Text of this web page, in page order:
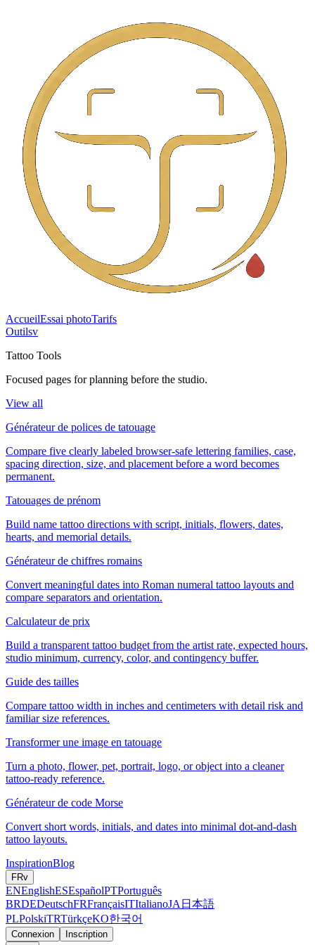
AccueilEssai photoTarifs
Outilsv
Tattoo Tools
Focused pages for planning before the studio.
View all
Générateur de polices de tatouage
Compare five clearly labeled browser-safe lettering families, case,
spacing direction, size, and placement before a word becomes
permanent.
Tatouages de prénom
Build name tattoo directions with script, initials, flowers, dates,
hearts, and memorial details.
Générateur de chiffres romains
Convert meaningful dates into Roman numeral tattoo layouts and
compare separators and orientation.
Calculateur de prix
Build a transparent tattoo budget from the artist rate, expected hours,
studio minimum, currency, color, and contingency buffer.
Guide des tailles
Compare tattoo width in inches and centimeters with detail risk and
familiar size references.
Transformer une image en tatouage
Turn a photo, flower, pet, portrait, logo, or object into a cleaner
tattoo-ready reference.
Générateur de code Morse
Convert short words, initials, and dates into minimal dot-and-dash
tattoo layouts.
InspirationBlog
FRv
ENEnglishESEspañolPTPortuguês
BRDEDeutschFRFrançaisITItalianoJA 日本語
PLPolskiTRTürkçeKO한국어
Connexion
Inscription